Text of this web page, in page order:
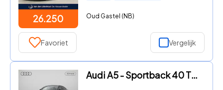
26.250 Oud Gastel (NB)
Favoriet Vergelijk
Audi A5 - Sportback 40 TFSI S edition Competition 204PK | Ambient + |